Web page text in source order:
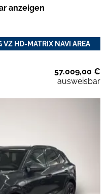
anzeigen
HD-MATRIX NAVI AREA
57.009,00 €
ausweisbar